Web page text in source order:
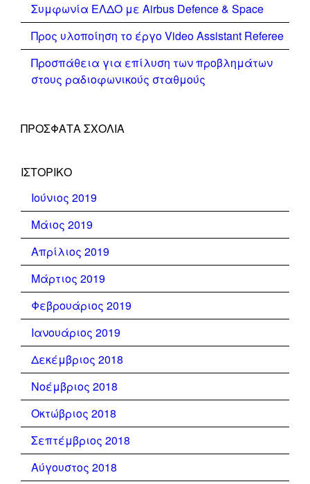
Συμφωνία ΕΛΔΟ με Airbus Defence & Space
Προς υλοποίηση το έργο Video Assistant Referee
Προσπάθεια για επίλυση των προβλημάτων
στους ραδιοφωνικούς σταθμούς
ΠΡΌΣΦΑΤΑ ΣΧΌΛΙΑ
ΙΣΤΟΡΙΚΌ
Ιούνιος 2019
Μάιος 2019
Απρίλιος 2019
Μάρτιος 2019
Φεβρουάριος 2019
Ιανουάριος 2019
Δεκέμβριος 2018
Νοέμβριος 2018
Οκτώβριος 2018
Σεπτέμβριος 2018
Αύγουστος 2018